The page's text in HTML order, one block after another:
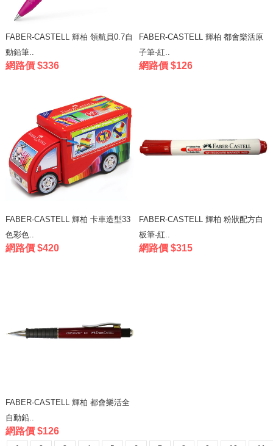
FABER-CASTELL 輝柏 領航員0.7自
動鉛筆..
網路價 $336
FABER-CASTELL 輝柏 都會樂活原
子筆-紅..
網路價 $126
FABER-CASTELL 輝柏 卡車造型33
色彩色..
網路價 $420
FABER-CASTELL 輝柏 粉狀配方白
板筆-紅..
網路價 $315
FABER-CASTELL 輝柏 都會樂活全
自動鉛..
網路價 $126